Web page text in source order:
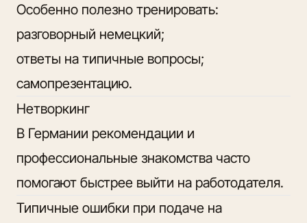
Особенно полезно тренировать:
разговорный немецкий;
ответы на типичные вопросы;
самопрезентацию.
Нетворкинг
В Германии рекомендации и
профессиональные знакомства часто
помогают быстрее выйти на работодателя.
Типичные ошибки при подаче на